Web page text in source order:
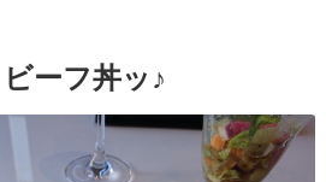
ーフ丼ッ♪